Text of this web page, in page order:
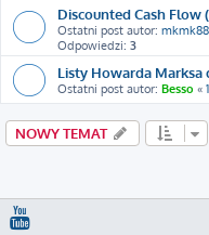
Discounted Cash Flow
Ostatni post autor: mkmk88
Odpowiedzi: 3
Listy Howarda
Ostatni post autor: Besso «
NOWY TEMAT